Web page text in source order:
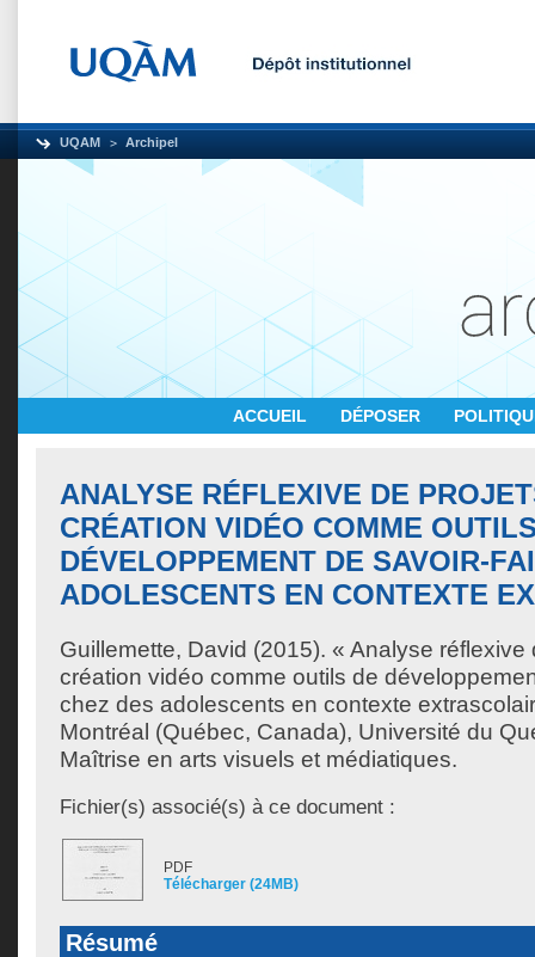
UQAM Archipel
ACCUEIL DÉPOSER
ANALYSE RÉFLEXIVE DE
CRÉATION VIDÉO COMME
DÉVELOPPEMENT DE SAVOIR-
ADOLESCENTS EN CONTEXTE
Guillemette, David (2015). « Analyse réflexive
création vidéo comme outils de
chez des adolescents en contexte
Montréal (Québec, Canada), Université du
Maîtrise en arts visuels et médiatiques.
Fichier(s) associé(s) à ce document :
PDF
Télécharger (24MB)
Résumé